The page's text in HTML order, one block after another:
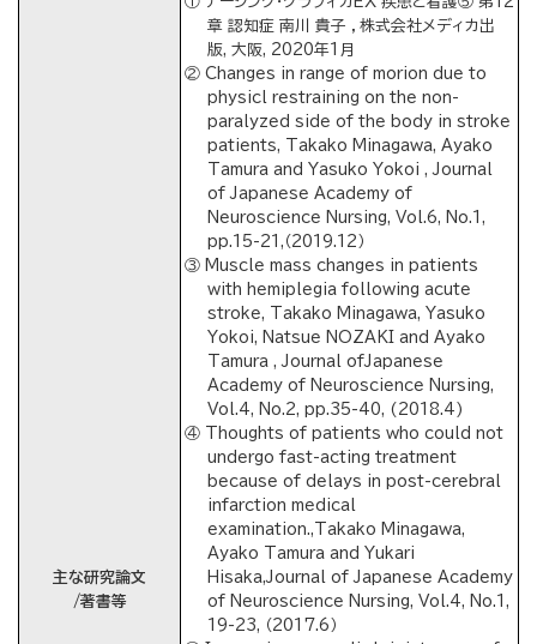
主な研究論文
/著書等
章 認知症 南川 貴子 ，株式会社メディカ出
版, 大阪, 2020年1月
② Changes in range of morion due to
physicl restraining on the non-
paralyzed side of the body in stroke
patients, Takako Minagawa, Ayako
Tamura and Yasuko Yokoi , Journal
of Japanese Academy of
Neuroscience Nursing, Vol.6, No.1,
pp.15-21,（2019.12）
③ Muscle mass changes in patients
with hemiplegia following acute
stroke, Takako Minagawa, Yasuko
Yokoi, Natsue NOZAKI and Ayako
Tamura , Journal ofJapanese
Academy of Neuroscience Nursing,
Vol.4, No.2, pp.35-40, (2018.4)
④ Thoughts of patients who could not
undergo fast-acting treatment
because of delays in post-cerebral
infarction medical
examination.,Takako Minagawa,
Ayako Tamura and Yukari
Hisaka,Journal of Japanese Academy
of Neuroscience Nursing, Vol.4, No.1,
19-23, （2017.6）